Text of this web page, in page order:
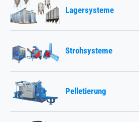
Lagersysteme
Strohsysteme
Pelletierung